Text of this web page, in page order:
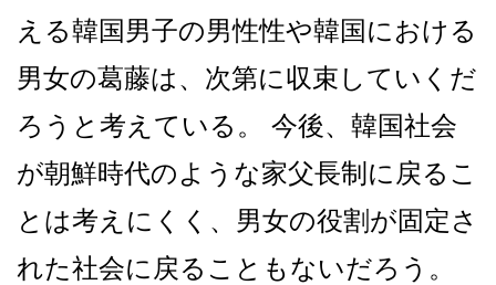
える韓国男子の男性性や韓国における
男女の葛藤は、次第に収束していくだ
ろうと考えている。 今後、韓国社会
が朝鮮時代のような家父長制に戻るこ
とは考えにくく、男女の役割が固定さ
れた社会に戻ることもないだろう。